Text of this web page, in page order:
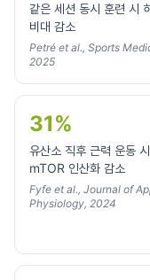
같은 세션 동시 훈련 시
비대 감소
Petré et al., Sports
2025
31%
유산소 직후 근력 운동 시
mTOR 인산화 감소
Fyfe et al., Journal of
Physiology, 2024